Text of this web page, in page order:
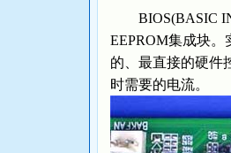
BIOS(BASIC
EEPROM集成块
的、最直接的硬件
时需要的电流。